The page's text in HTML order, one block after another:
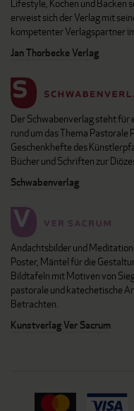
Lifestyle, Kochen und Backen
erweist sich der Verlag mit
kompetenter Verlagspartner
Jan Thorbecke Verlag
Der Schwabenverlag steht für
rund um das Thema Pastorale
Geschenkhefte des
Bücher und Schriften zur
Schwabenverlag
Andachtsbilder und
Poster, Mäntel für die
Bildtafeln mit Motiven von
pastorale und katechetische
Betrachten.
Kunstverlag Ver Sacrum